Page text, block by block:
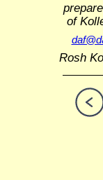
of
Rosh